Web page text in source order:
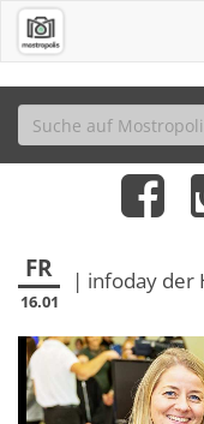
FR
16.01
| infoday der